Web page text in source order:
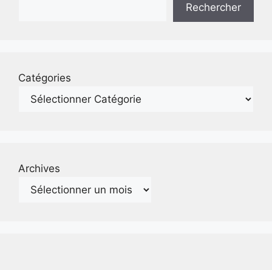
Rechercher
Catégories
Archives